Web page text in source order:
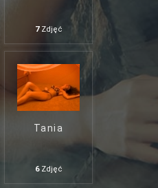
7Zdjęć
Tania
6Zdjęć